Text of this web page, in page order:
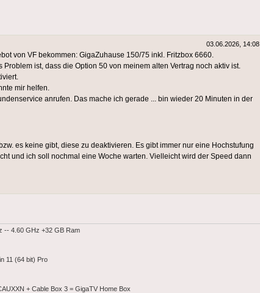
03.06.2026, 14:08
von VF bekommen: GigaZuhause 150/75 inkl. Fritzbox 6660.
ist, dass die Option 50 von meinem alten Vertrag noch aktiv ist.
mir helfen.
anrufen. Das mache ich gerade ... bin wieder 20 Minuten in der
es keine gibt, diese zu deaktivieren. Es gibt immer nur eine Hochstufung
und ich soll nochmal eine Woche warten. Vielleicht wird der Speed dann
-- 4.60 GHz +32 GB Ram
11 (64 bit) Pro
+ Cable Box 3 = GigaTV Home Box